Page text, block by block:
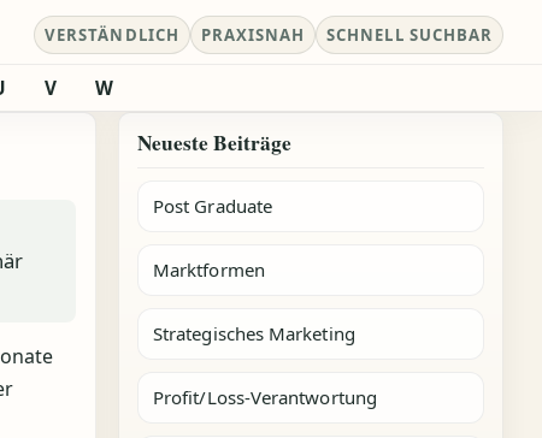
VERSTÄNDLICH PRAXISNAH SCHNELL SUCHBAR
V W
Neueste Beiträge
Post Graduate
Marktformen
Strategisches Marketing
Profit/Loss-Verantwortung